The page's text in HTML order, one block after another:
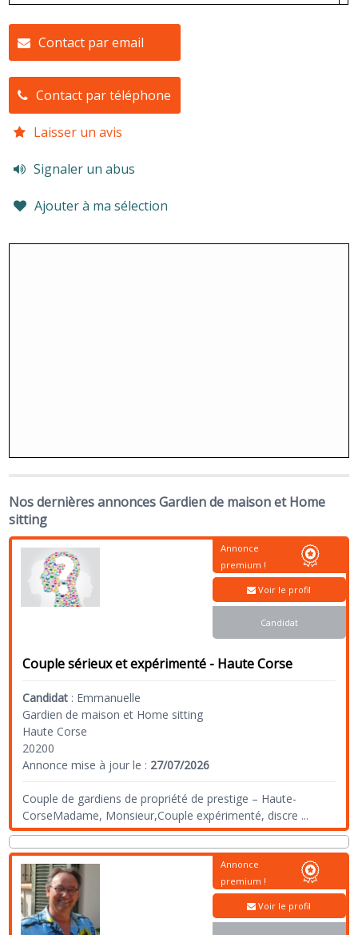
Contact par email
Contact par téléphone
Laisser un avis
Signaler un abus
Ajouter à ma sélection
Nos dernières annonces Gardien de maison et Home
sitting
Couple sérieux et expérimenté - Haute Corse
Candidat : Emmanuelle
Gardien de maison et Home sitting
Haute Corse
20200
Annonce mise à jour le : 27/07/2026
Couple de gardiens de propriété de prestige – Haute-
CorseMadame, Monsieur,Couple expérimenté, discre ...
Annonce
premium !
Voir le profil
Candidat
Annonce
premium !
Voir le profil